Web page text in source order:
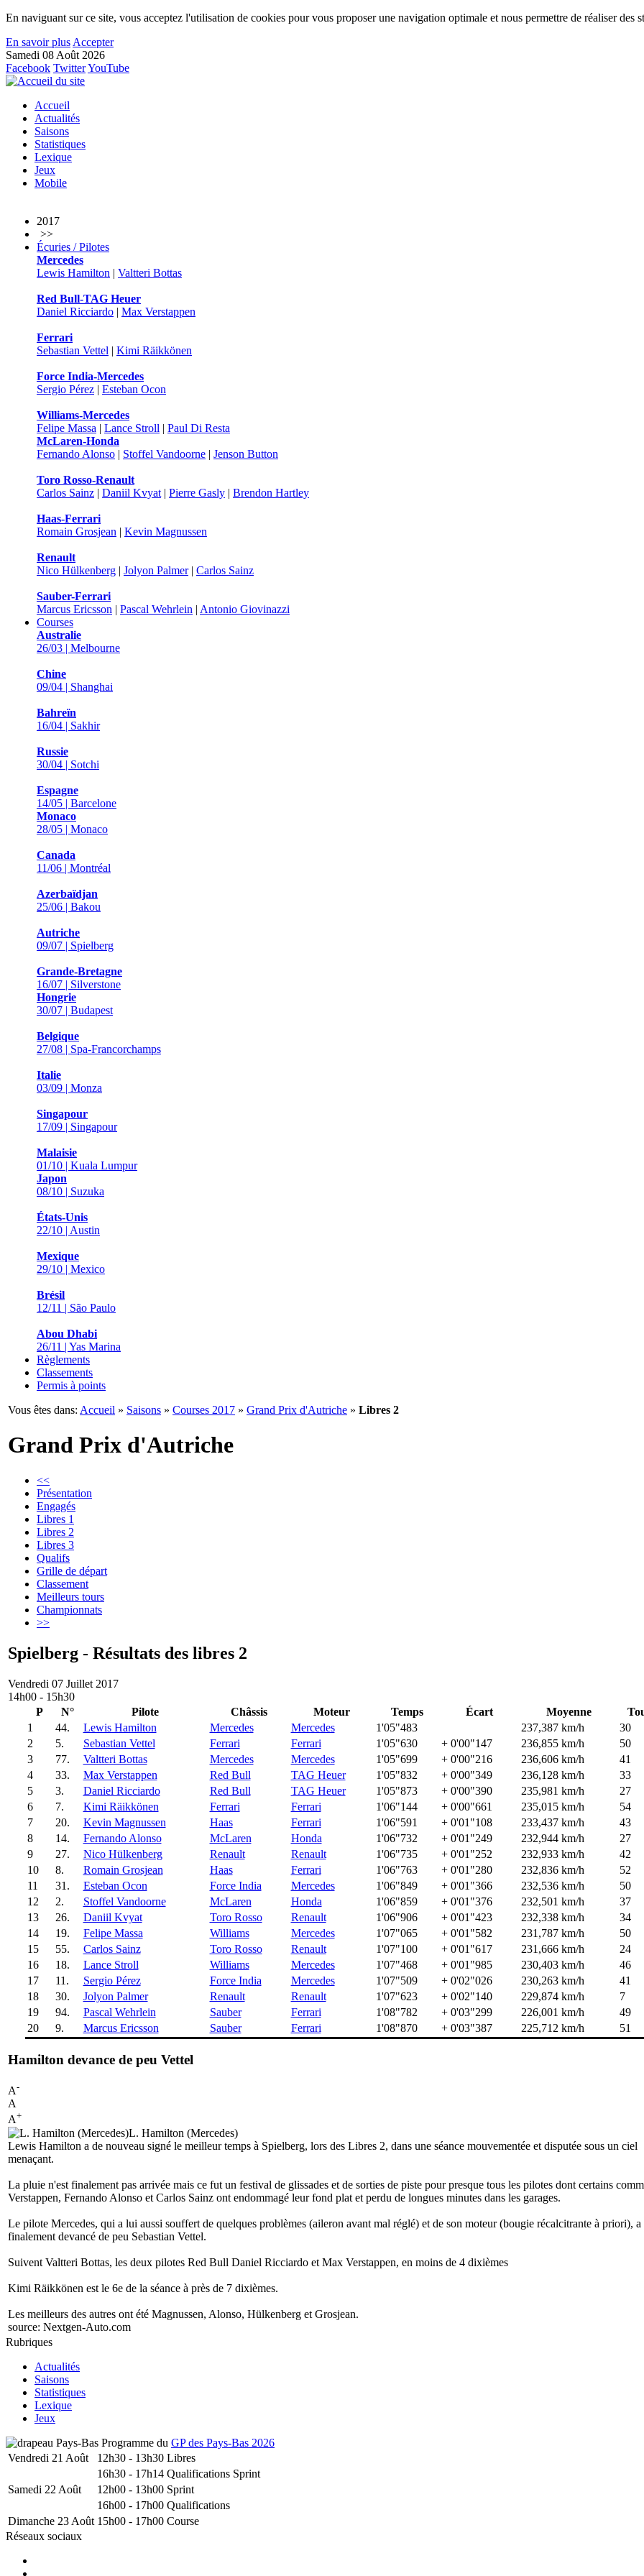
En naviguant sur ce site, vous acceptez l'utilisation de cookies pour vous proposer une navigation optimale et nous permettre de réaliser des
En savoir plus Accepter
Samedi 08 Août 2026
Facebook TwitterYouTube
Accueil
Actualités
Saisons
Statistiques
Lexique
Jeux
Mobile
2017
>>
Écuries / Pilotes
Mercedes
Lewis Hamilton | Valtteri Bottas
Red Bull-TAG Heuer
Daniel Ricciardo | Max Verstappen
Ferrari
Sebastian Vettel | Kimi Räikkönen
Force India-Mercedes
Sergio Pérez | Esteban Ocon
Williams-Mercedes
Felipe Massa | Lance Stroll | Paul Di Resta
McLaren-Honda
Fernando Alonso | Stoffel Vandoorne | Jenson Button
Toro Rosso-Renault
Carlos Sainz | Daniil Kvyat | Pierre Gasly | Brendon Hartley
Haas-Ferrari
Romain Grosjean | Kevin Magnussen
Renault
Nico Hülkenberg | Jolyon Palmer| Carlos Sainz
Sauber-Ferrari
Marcus Ericsson | Pascal Wehrlein | Antonio Giovinazzi
Courses
Australie
26/03 | Melbourne
Chine
09/04 | Shanghai
Bahreïn
16/04 | Sakhir
Russie
30/04 | Sotchi
Espagne
14/05 | Barcelone
Monaco
28/05 | Monaco
Canada
11/06 | Montréal
Azerbaïdjan
25/06 | Bakou
Autriche
09/07 | Spielberg
Grande-Bretagne
16/07 | Silverstone
Hongrie
30/07 | Budapest
Belgique
27/08 | Spa-Francorchamps
Italie
03/09 | Monza
Singapour
17/09 | Singapour
Malaisie
01/10 | Kuala Lumpur
Japon
08/10 | Suzuka
États-Unis
22/10 | Austin
Mexique
29/10 | Mexico
Brésil
12/11 | São Paulo
Abou Dhabi
26/11 | Yas Marina
Règlements
Classements
Permis à points
Vous êtes dans: Accueil » Saisons » Courses 2017 » Grand Prix d'Autriche » Libres 2
Grand Prix d'Autriche
<<
Présentation
Engagés
Libres 1
Libres 2
Libres 3
Qualifs
Grille de départ
Classement
Meilleurs tours
Championnats
>>
Spielberg - Résultats des libres 2
Vendredi 07 Juillet 2017
14h00 - 15h30
P
N° Pilote Châssis Moteur Temps Écart Moyenne
1
44. Lewis Hamilton Mercedes Mercedes 1'05"483 237,387 km/h
30
2
5. Sebastian Vettel Ferrari Ferrari 1'05"630 + 0'00"147 236,855 km/h
50
3
77. Valtteri Bottas Mercedes Mercedes 1'05"699 + 0'00"216 236,606 km/h
41
4
33. Max Verstappen Red Bull TAG Heuer 1'05"832 + 0'00"349 236,128 km/h
33
5
3. Daniel Ricciardo Red Bull TAG Heuer 1'05"873 + 0'00"390 235,981 km/h
27
6
7. Kimi Räikkönen Ferrari Ferrari 1'06"144 + 0'00"661 235,015 km/h
54
7
20. Kevin Magnussen Haas Ferrari 1'06"591 + 0'01"108 233,437 km/h
43
8
14. Fernando Alonso McLaren Honda 1'06"732 + 0'01"249 232,944 km/h
27
9
27. Nico Hülkenberg Renault Renault 1'06"735 + 0'01"252 232,933 km/h
42
10
8. Romain Grosjean Haas Ferrari 1'06"763 + 0'01"280 232,836 km/h
52
11
31. Esteban Ocon Force India Mercedes 1'06"849 + 0'01"366 232,536 km/h
50
12
2. Stoffel Vandoorne McLaren Honda 1'06"859 + 0'01"376 232,501 km/h
37
13
26. Daniil Kvyat Toro Rosso Renault 1'06"906 + 0'01"423 232,338 km/h
34
14
19. Felipe Massa Williams Mercedes 1'07"065 + 0'01"582 231,787 km/h
50
15
55. Carlos Sainz Toro Rosso Renault 1'07"100 + 0'01"617 231,666 km/h
24
16
18. Lance Stroll Williams Mercedes 1'07"468 + 0'01"985 230,403 km/h
46
17
11. Sergio Pérez Force India Mercedes 1'07"509 + 0'02"026 230,263 km/h
41
18
30. Jolyon Palmer Renault Renault 1'07"623 + 0'02"140 229,874 km/h
7
19
94. Pascal Wehrlein Sauber Ferrari 1'08"782 + 0'03"299 226,001 km/h
49
20
9. Marcus Ericsson Sauber Ferrari 1'08"870 + 0'03"387 225,712 km/h 51
Hamilton devance de peu Vettel
A-
A
A+
L. Hamilton (Mercedes)
Lewis Hamilton a de nouveau signé le meilleur temps à Spielberg, lors des Libres 2, dans une séance mouvementée et disputée sous un ciel
menaçant.
La pluie n'est finalement pas arrivée mais ce fut un festival de glissades et de sorties de piste pour presque tous les pilotes dont certains
Verstappen, Fernando Alonso et Carlos Sainz ont endommagé leur fond plat et perdu de longues minutes dans les garages.
Le pilote Mercedes, qui a lui aussi souffert de quelques problèmes (aileron avant mal réglé) et de son moteur (bougie récalcitrante à priori), a
finalement devancé de peu Sebastian Vettel.
Suivent Valtteri Bottas, les deux pilotes Red Bull Daniel Ricciardo et Max Verstappen, en moins de 4 dixièmes
Kimi Räikkönen est le 6e de la séance à près de 7 dixièmes.
Les meilleurs des autres ont été Magnussen, Alonso, Hülkenberg et Grosjean.
source: Nextgen-Auto.com
Rubriques
Actualités
Saisons
Statistiques
Lexique
Jeux
Programme du GP des Pays-Bas 2026
Vendredi 21 Août
12h30 - 13h30 Libres
16h30 - 17h14 Qualifications Sprint
Samedi 22 Août
12h00 - 13h00 Sprint
16h00 - 17h00 Qualifications
Dimanche 23 Août 15h00 - 17h00 Course
Réseaux sociaux